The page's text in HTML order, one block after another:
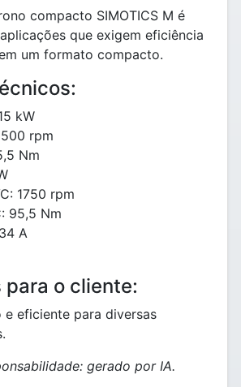
compacto SIMOTICS M é
que exigem eficiência
um formato compacto.
kW
rpm
Nm
1750 rpm
95,5 Nm
A
para o cliente:
e eficiente para diversas
gerado por IA.